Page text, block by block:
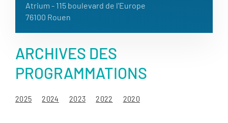
Atrium - 115 boulevard de l'Europe
76100 Rouen
ARCHIVES DES
PROGRAMMATIONS
2025 2024 2023 2022 2020